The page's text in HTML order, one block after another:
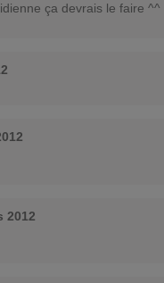
ça devrais le faire ^^
2012